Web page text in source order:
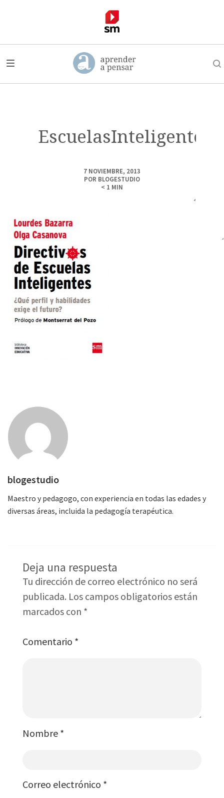
EscuelasInteligentes
7 NOVIEMBRE, 2013
POR BLOGESTUDIO
< 1 MIN
blogestudio
Maestro y pedagogo, con experiencia en todas las edades y
diversas áreas, incluida la pedagogía terapéutica.
Deja una respuesta
Tu dirección de correo electrónico no será
publicada. Los campos obligatorios están
marcados con *
Comentario *
Nombre *
Correo electrónico *